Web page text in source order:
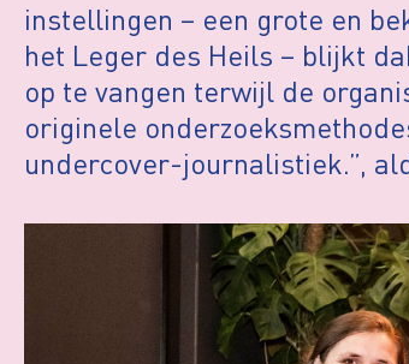
instellingen – een grote en
het Leger des Heils – blijkt
op te vangen terwijl de
originele
undercover-journalistiek.”,